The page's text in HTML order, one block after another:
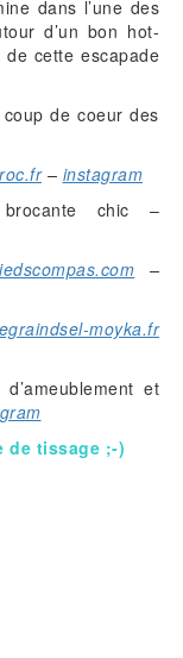
dans l’une des
d’un bon hot-
de cette escapade
de coeur des
– instagram
chic –
–
moyka.fr
et
de tissage ;-)